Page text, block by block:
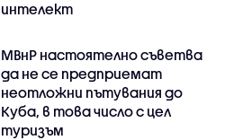
интелект
МВнР настоятелно съветва
да не се предприемат
неотложни пътувания до
Куба, в това число с цел
туризъм